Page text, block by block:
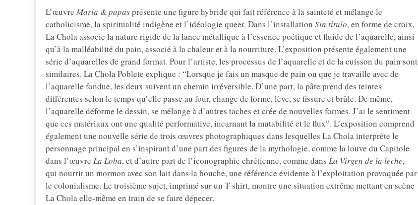
L’œuvre Maria & papasprésente une figure hybride qui fait référence à la sainteté et mélange le
catholicisme, la spiritualité indigène et l’idéologie queer. Dans l’installation Sin tìtulo, en forme de croix,
La Chola associe la nature rigide de la lance métallique à l’essence poétique et fluide de l’aquarelle, ainsi
qu’à la malléabilité du pain, associé à la chaleur et à la nourriture. L’exposition présente également une
série d’aquarelles de grand format. Pour l’artiste, les processus de l’aquarelle et de la cuisson du pain sont
similaires. La Chola Poblete explique : “Lorsque je fais un masque de pain ou que je travaille avec de
l’aquarelle fondue, les deux suivent un chemin irréversible. D’une part, la pâte prend des teintes
différentes selon le temps qu’elle passe au four, change de forme, lève, se fissure et brûle. De même,
l’aquarelle déforme le dessin, se mélange à d’autres taches et crée de nouvelles formes. J’ai le sentiment
que ces matériaux ont une qualité performative, incarnant la mutabilité et le flux”. L’exposition comprend
également une nouvelle série de trois œuvres photographiques dans lesquelles La Chola interprète le
personnage principal en s’inspirant d’une part des figures de la mythologie, comme la louve du Capitole
dans l’œuvre La Loba, et d’autre part de l’iconographie chrétienne, comme dans La Virgen de la leche,
qui nourrit un mormon avec son lait dans la bouche, une référence évidente à l’exploitation provoquée par
le colonialisme. Le troisième sujet, imprimé sur un T-shirt, montre une situation extrême mettant en scène
La Chola elle-même en train de se faire dépecer.